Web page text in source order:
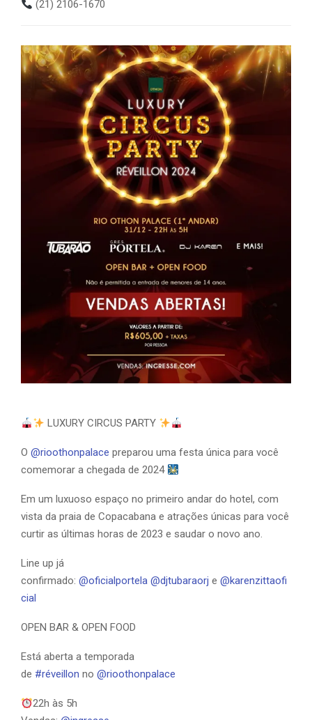
(21) 2106-1670
LUXURY CIRCUS PARTY
O @rioothonpalace preparou uma festa única para você
comemorar a chegada de 2024
Em um luxuoso espaço no primeiro andar do hotel, com
vista da praia de Copacabana e atrações únicas para você
curtir as últimas horas de 2023 e saudar o novo ano.
Line up já
confirmado: @oficialportela @djtubaraorj e @karenzittaofi
cial
OPEN BAR & OPEN FOOD
Está aberta a temporada
de #réveillon no @rioothonpalace
22h às 5h